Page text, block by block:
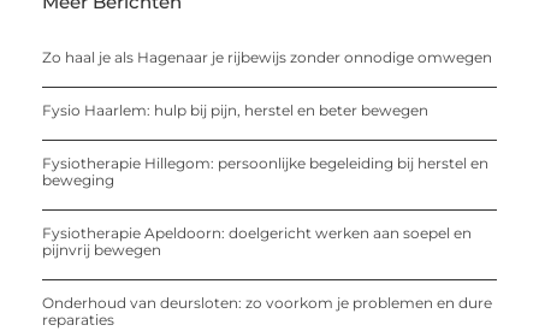
Zo haal je als Hagenaar je rijbewijs zonder onnodige omwegen
Fysio Haarlem: hulp bij pijn, herstel en beter bewegen
Fysiotherapie Hillegom: persoonlijke begeleiding bij herstel en
beweging
Fysiotherapie Apeldoorn: doelgericht werken aan soepel en
pijnvrij bewegen
Onderhoud van deursloten: zo voorkom je problemen en dure
reparaties